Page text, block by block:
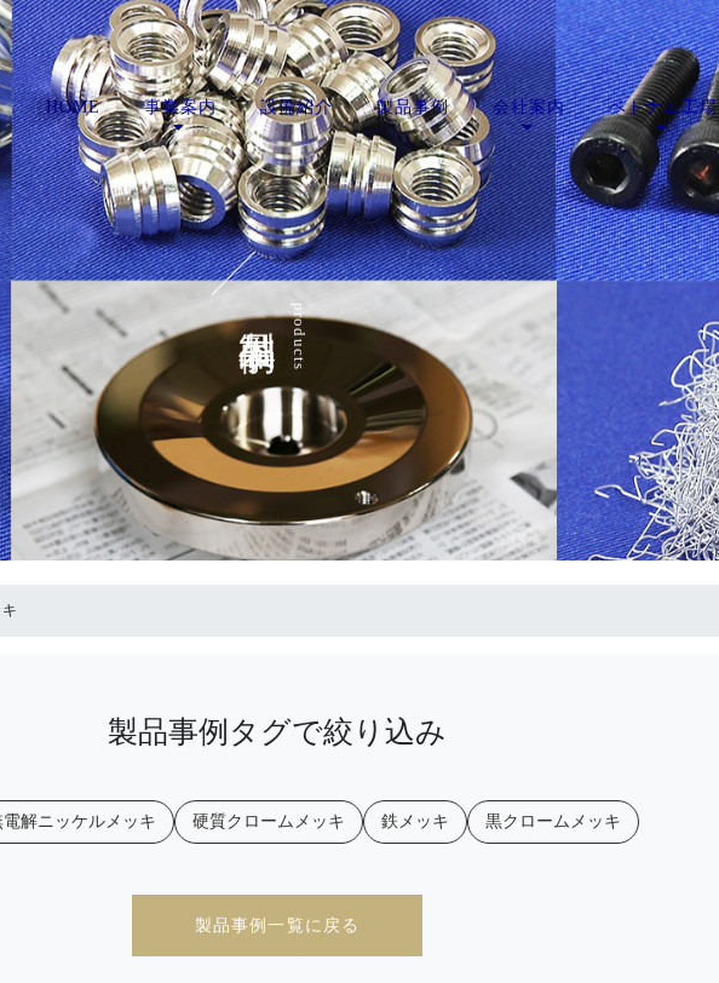
HOME 事業案内 設備紹介 製品事例 会社案内 ベトナム工場
products
製品事例タグで絞り込み
電解ニッケルメッキ 硬質クロームメッキ 鉄メッキ 黒クロームメッキ
製品事例一覧に戻る